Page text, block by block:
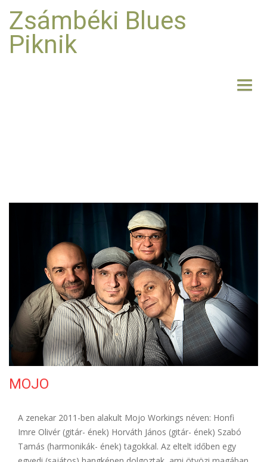
Zsámbéki Blues
Piknik
ELÉRHETŐSÉG
MOJO
A zenekar 2011-ben alakult Mojo Workings néven: Honfi
Imre Olivér (gitár- ének) Horváth János (gitár- ének) Szabó
Tamás (harmonikák- ének) tagokkal. Az eltelt időben egy